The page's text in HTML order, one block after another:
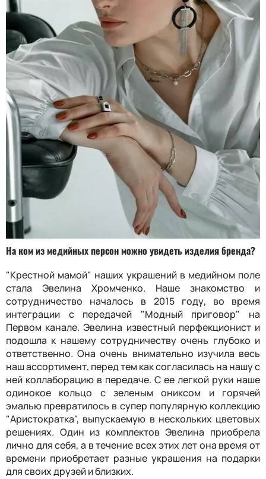
На ком из медийных персон можно увидеть изделия бренда?
"Крестной мамой" наших украшений в медийном поле
стала Эвелина Хромченко. Наше знакомство и
сотрудничество началось в 2015 году, во время
интеграции с передачей "Модный приговор" на
Первом канале. Эвелина известный перфекционист и
подошла к нашему сотрудничеству очень глубоко и
ответственно. Она очень внимательно изучила весь
наш ассортимент, перед тем как согласилась на нашу с
ней коллаборацию в передаче. С ее легкой руки наше
одинокое кольцо с зеленым ониксом и горячей
эмалью превратилось в супер популярную коллекцию
"Аристократка", выпускаемую в нескольких цветовых
решениях. Один из комплектов Эвелина приобрела
лично для себя, а в течение всех этих лет она время от
времени приобретает разные украшения на подарки
для своих друзей и близких.